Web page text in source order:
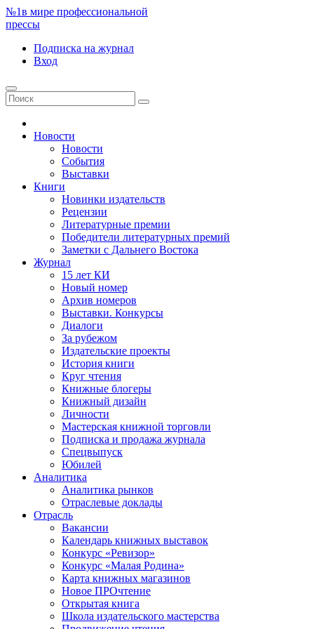
№1в мире профессиональной
прессы
Подписка на журнал
Вход
Новости
Новости
События
Выставки
Книги
Новинки издательств
Рецензии
Литературные премии
Победители литературных премий
Заметки с Дальнего Востока
Журнал
15 лет КИ
Новый номер
Архив номеров
Выставки. Конкурсы
Диалоги
За рубежом
Издательские проекты
История книги
Круг чтения
Книжные блогеры
Книжный дизайн
Личности
Мастерская книжной торговли
Подписка и продажа журнала
Спецвыпуск
Юбилей
Аналитика
Аналитика рынков
Отраслевые доклады
Отрасль
Вакансии
Календарь книжных выставок
Конкурс «Ревизор»
Конкурс «Малая Родина»
Карта книжных магазинов
Новое ПРОчтение
Открытая книга
Школа издательского мастерства